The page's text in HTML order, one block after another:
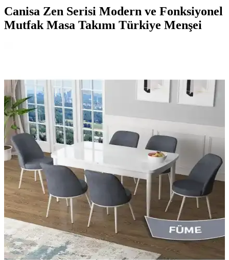
Canisa Zen Serisi Modern ve Fonksiyonel
Mutfak Masa Takımı Türkiye Menşei